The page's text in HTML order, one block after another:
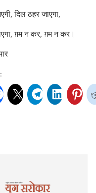
दिल ठहर जाएगा,
ग़म न कर, ग़म न कर।